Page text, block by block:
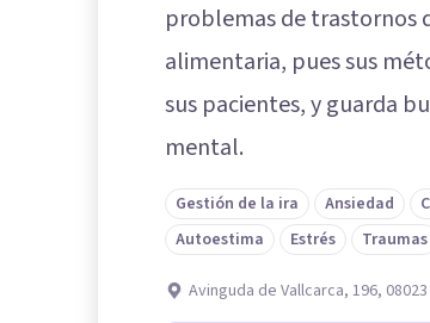
problemas de trastornos
alimentaria, pues sus
sus pacientes, y guarda
mental.
Gestión de la ira Ansiedad
Autoestima
Estrés Traumas
Avinguda de Vallcarca, 196,